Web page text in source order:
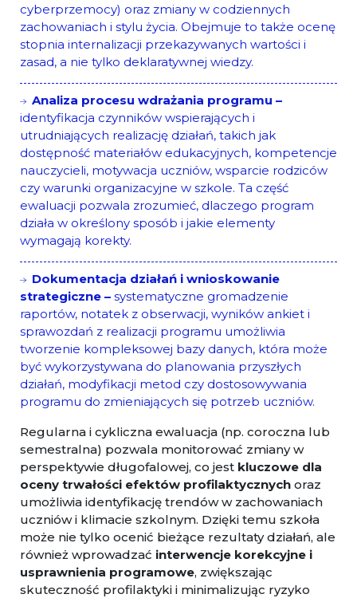
cyberprzemocy) oraz zmiany w codziennych
zachowaniach i stylu życia. Obejmuje to także ocenę
stopnia internalizacji przekazywanych wartości i
zasad, a nie tylko deklaratywnej wiedzy.
Analiza procesu wdrażania programu –
identyfikacja czynników wspierających i
utrudniających realizację działań, takich jak
dostępność materiałów edukacyjnych, kompetencje
nauczycieli, motywacja uczniów, wsparcie rodziców
czy warunki organizacyjne w szkole. Ta część
ewaluacji pozwala zrozumieć, dlaczego program
działa w określony sposób i jakie elementy
wymagają korekty.
Dokumentacja działań i wnioskowanie
strategiczne – systematyczne gromadzenie
raportów, notatek z obserwacji, wyników ankiet i
sprawozdań z realizacji programu umożliwia
tworzenie kompleksowej bazy danych, która może
być wykorzystywana do planowania przyszłych
działań, modyfikacji metod czy dostosowywania
programu do zmieniających się potrzeb uczniów.
Regularna i cykliczna ewaluacja (np. coroczna lub
semestralna) pozwala monitorować zmiany w
perspektywie długofalowej, co jest kluczowe dla
oceny trwałości efektów profilaktycznych oraz
umożliwia identyfikację trendów w zachowaniach
uczniów i klimacie szkolnym. Dzięki temu szkoła
może nie tylko ocenić bieżące rezultaty działań, ale
również wprowadzać interwencje korekcyjne i
usprawnienia programowe, zwiększając
skuteczność profilaktyki i minimalizując ryzyko